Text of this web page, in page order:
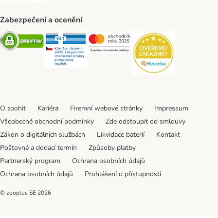
Zabezpečení a ocenění
Security Security Security
O zoohit Kariéra Firemní webové stránky
Impressum
Všeobecné obchodní podmínky
Zde odstoupit od smlouvy
Zákon o digitálních službách
Likvidace baterií
Kontakt
Poštovné a dodací termín
Způsoby platby
Partnerský program
Ochrana osobních údajů
Ochrana osobních údajů
Prohlášení o přístupnosti
© zooplus SE 2026